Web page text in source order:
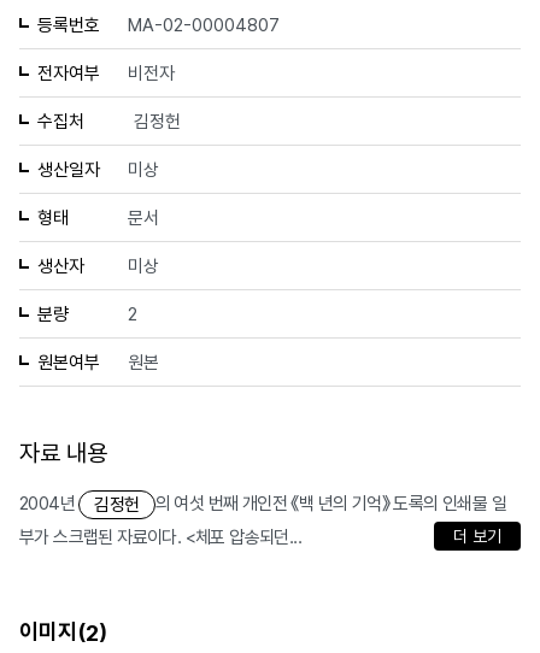
등록번호 MA-02-00004807
전자여부 비전자
수집처 김정헌
생산일자 미상
형태 문서
생산자 미상
분량 2
원본여부 원본
자료 내용
2004년 김정헌
의 여섯 번째 개인전 《백 년의 기억》 도록의 인쇄물 일
부가 스크랩된 자료이다. <체포 압송되던...
더 보기
이미지(2)